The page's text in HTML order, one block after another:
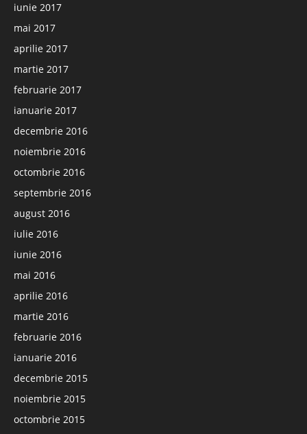
iunie 2017
mai 2017
aprilie 2017
martie 2017
februarie 2017
ianuarie 2017
decembrie 2016
noiembrie 2016
octombrie 2016
septembrie 2016
august 2016
iulie 2016
iunie 2016
mai 2016
aprilie 2016
martie 2016
februarie 2016
ianuarie 2016
decembrie 2015
noiembrie 2015
octombrie 2015